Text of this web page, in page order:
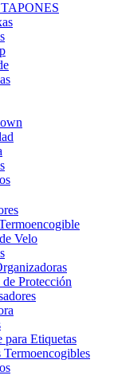
Velo
de Protección
para Etiquetas
Termoencogibles